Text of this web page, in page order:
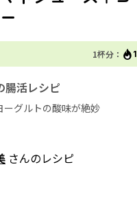
1杯分：
腸活レシピ
ーグルトの酸味が絶妙
さんのレシピ